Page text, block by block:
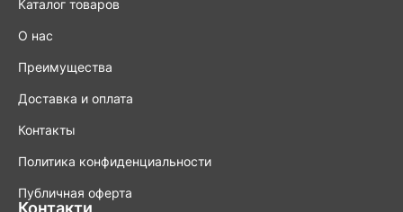
Каталог товаров
О нас
Преимущества
Доставка и оплата
Контакты
Политика конфиденциальности
Публичная оферта
Контакти